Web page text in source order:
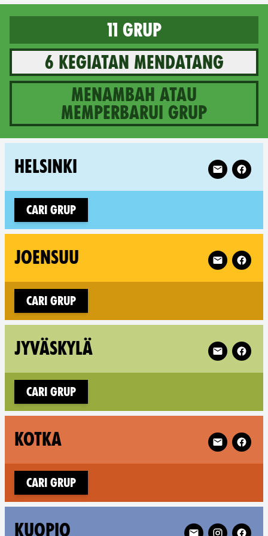
11 grup
6 kegiatan mendatang
Menambah atau
memperbarui grup
11 groups in Finland
HELSINKI Follow XR
Cari grup
JOENSUU Follow XR
Cari grup
JYVÄSKYLÄ Follow XR
Cari grup
KOTKA Follow XR
Cari grup
KUOPIO Follow XR Kuopio